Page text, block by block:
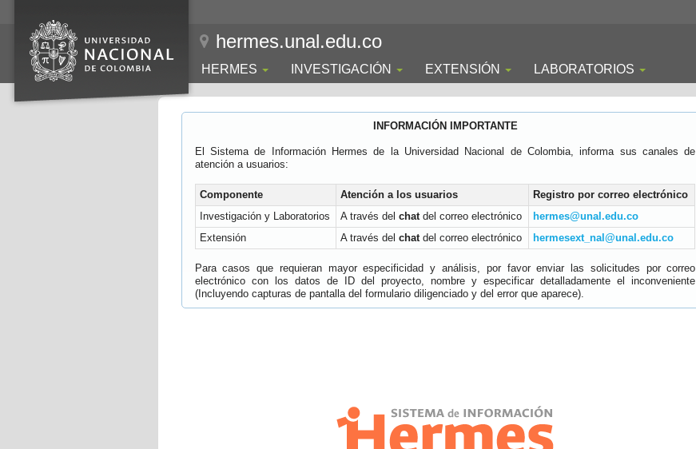
hermes.unal.edu.co
HERMES INVESTIGACIÓN EXTENSIÓN LABORATORIOS
INFORMACIÓN IMPORTANTE
El Sistema de Información Hermes de la Universidad Nacional de Colombia, informa sus canales de
atención a usuarios:
Componente Atención a los usuarios
Registro por correo electrónico
Investigación y Laboratorios
A través del chatdel correo electrónico
hermes@unal.edu.co
Extensión
A través del chatdel correo electrónico hermesext_nal@unal.edu.co
Para casos que requieran mayor especificidad y análisis, por favor enviar las solicitudes por correo
electrónico con los datos de ID del proyecto, nombre y especificar detalladamente el inconveniente
(Incluyendo capturas de pantalla del formulario diligenciado y del error que aparece).